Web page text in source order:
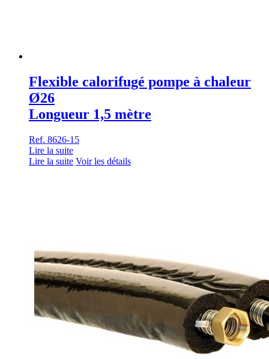
Flexible calorifugé pompe à chaleur
Ø26
Longueur 1,5 mètre
Ref. 8626-15
Lire la suite
Lire la suite Voir les détails